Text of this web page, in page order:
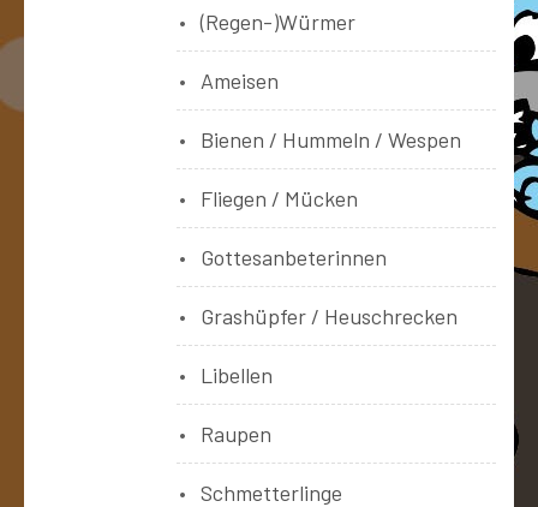
(Regen-)Würmer
Ameisen
Bienen / Hummeln / Wespen
Fliegen / Mücken
Gottesanbeterinnen
Grashüpfer / Heuschrecken
Libellen
Raupen
Schmetterlinge